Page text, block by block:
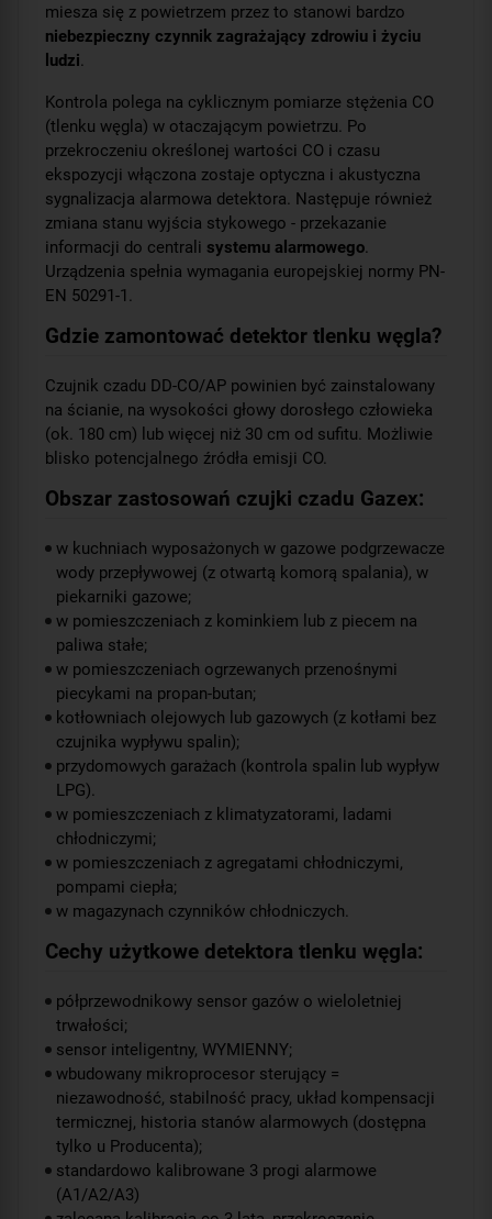
miesza się z powietrzem przez to stanowi bardzo
niebezpieczny czynnik zagrażający zdrowiu i życiu
ludzi.
Kontrola polega na cyklicznym pomiarze stężenia CO
(tlenku węgla) w otaczającym powietrzu. Po
przekroczeniu określonej wartości CO i czasu
ekspozycji włączona zostaje optyczna i akustyczna
sygnalizacja alarmowa detektora. Następuje również
zmiana stanu wyjścia stykowego - przekazanie
informacji do centrali systemu alarmowego.
Urządzenia spełnia wymagania europejskiej normy PN-
EN 50291-1.
Gdzie zamontować detektor tlenku węgla?
Czujnik czadu DD-CO/AP powinien być zainstalowany
na ścianie, na wysokości głowy dorosłego człowieka
(ok. 180 cm) lub więcej niż 30 cm od sufitu. Możliwie
blisko potencjalnego źródła emisji CO.
Obszar zastosowań czujki czadu Gazex:
w kuchniach wyposażonych w gazowe podgrzewacze
wody przepływowej (z otwartą komorą spalania), w
piekarniki gazowe;
w pomieszczeniach z kominkiem lub z piecem na
paliwa stałe;
w pomieszczeniach ogrzewanych przenośnymi
piecykami na propan-butan;
kotłowniach olejowych lub gazowych (z kotłami bez
czujnika wypływu spalin);
przydomowych garażach (kontrola spalin lub wypływ
LPG).
w pomieszczeniach z klimatyzatorami, ladami
chłodniczymi;
w pomieszczeniach z agregatami chłodniczymi,
pompami ciepła;
w magazynach czynników chłodniczych.
Cechy użytkowe detektora tlenku węgla:
półprzewodnikowy sensor gazów o wieloletniej
trwałości;
sensor inteligentny, WYMIENNY;
wbudowany mikroprocesor sterujący =
niezawodność, stabilność pracy, układ kompensacji
termicznej, historia stanów alarmowych (dostępna
tylko u Producenta);
standardowo kalibrowane 3 progi alarmowe
(A1/A2/A3)